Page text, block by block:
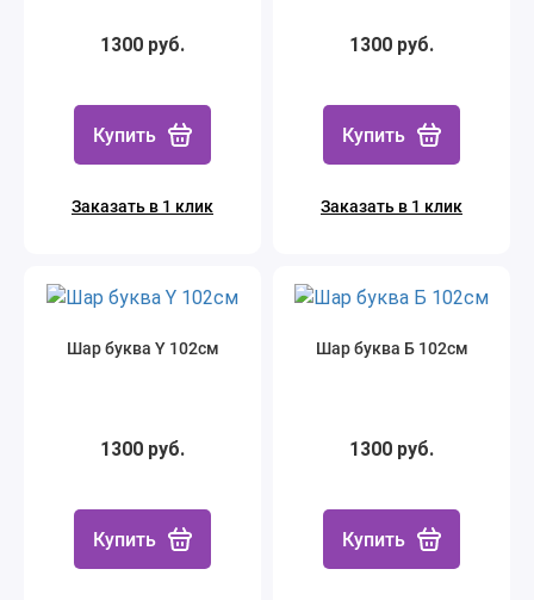
1300 руб.
Купить
Заказать в 1 клик
1300 руб.
Купить
Заказать в 1 клик
Шар буква Y 102см
1300 руб.
Купить
Шар буква Б 102см
1300 руб.
Купить